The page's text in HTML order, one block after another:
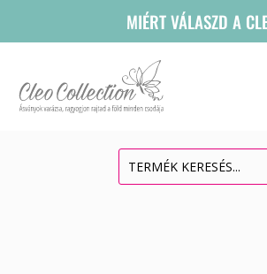
MIÉRT VÁLASZD A